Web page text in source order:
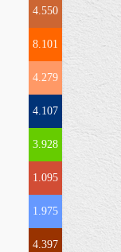
4.550
8.101
4.279
4.107
3.928
1.095
1.975
4.397